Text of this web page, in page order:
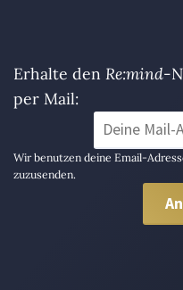
Erhalte den Re:mind-
per Mail:
Wir benutzen deine Email-
zuzusenden.